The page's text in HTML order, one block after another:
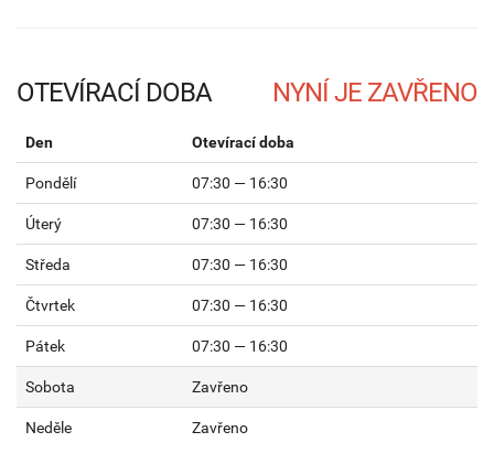
OTEVÍRACÍ DOBA
Den Otevírací doba
Pondělí 07:30 — 16:30
Úterý 07:30 — 16:30
Středa 07:30 — 16:30
Čtvrtek 07:30 — 16:30
Pátek 07:30 — 16:30
Sobota Zavřeno
Neděle Zavřeno